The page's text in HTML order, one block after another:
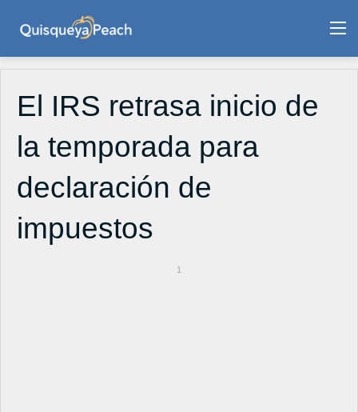
El IRS retrasa inicio de
la temporada para
declaración de
impuestos
1